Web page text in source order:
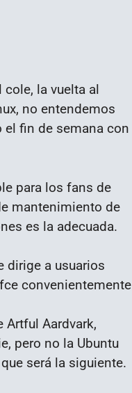
cole, la vuelta al
no entendemos
fin de semana con
para los fans de
mantenimiento de
es la adecuada.
dirige a usuarios
convenientemente
Artful Aardvark,
pero no la Ubuntu
será la siguiente.